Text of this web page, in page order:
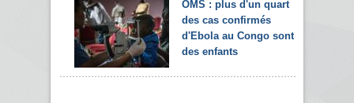
OMS : plus d'un quart
des cas confirmés
d'Ebola au Congo sont
des enfants